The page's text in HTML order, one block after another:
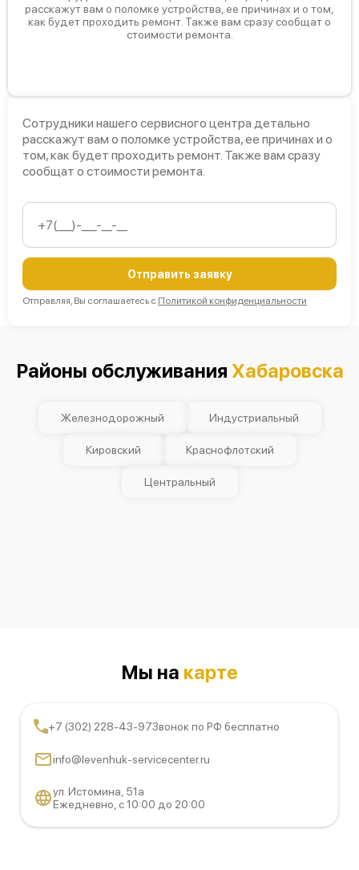
расскажут вам о поломке устройства, ее причинах и о том,
как будет проходить ремонт. Также вам сразу сообщат о
стоимости ремонта.
Сотрудники нашего сервисного центра детально
расскажут вам о поломке устройства, ее причинах и о
том, как будет проходить ремонт. Также вам сразу
сообщат о стоимости ремонта.
Отправить заявку
Отправляя, Вы соглашаетесь с Политикой конфиденциальности
Районы обслуживания Хабаровска
Железнодорожный Индустриальный
Кировский Краснофлотский
Центральный
Мы на карте
+7 (302) 228-43-97Звонок по РФ бесплатно
info@levenhuk-servicecenter.ru
ул. Истомина, 51а
Ежедневно, с 10:00 до 20:00